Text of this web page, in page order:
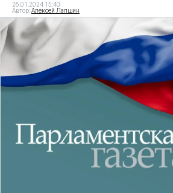
26.01.2024 15:40
Автор:Алексей Лапшин